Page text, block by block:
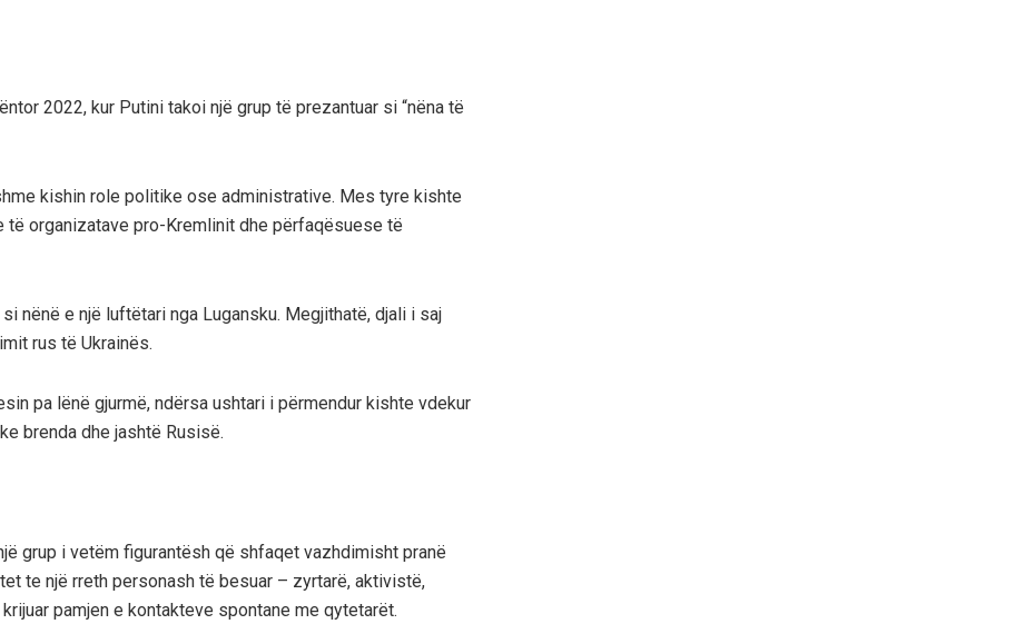
2022, kur Putini takoi një grup të prezantuar si “nëna të
kishin role politike ose administrative. Mes tyre kishte
të organizatave pro-Kremlinit dhe përfaqësuese të
nënë e një luftëtari nga Lugansku. Megjithatë, djali i saj
rus të Ukrainës.
pa lënë gjurmë, ndërsa ushtari i përmendur kishte vdekur
brenda dhe jashtë Rusisë.
grup i vetëm figurantësh që shfaqet vazhdimisht pranë
te një rreth personash të besuar – zyrtarë, aktivistë,
pamjen e kontakteve spontane me qytetarët.